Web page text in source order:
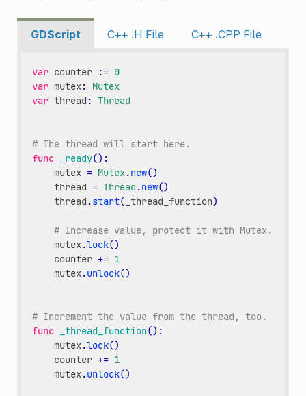
GDScript C++ .H File C++ .CPP File
var counter := 0
var mutex:
Mutex
var thread : Thread
# The thread will start here.
func
_ready():
mutex = Mutex.new()
thread = Thread.new()
thread .start( _thread_function)
# Increase value, protect it with Mutex.
mutex.lock()
counter += 1
mutex.unlock()
# Increment the value from the thread, too.
func
_thread_function():
mutex.lock()
counter += 1
mutex.unlock()